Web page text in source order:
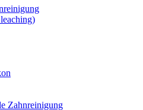
Zahnreinigung